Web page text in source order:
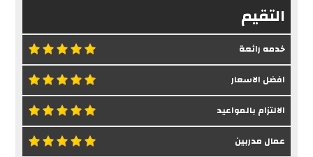
التقيم
خدمه رائعة
افضل الاسعار
الالتزام بالمواعيد
عمال مدربين